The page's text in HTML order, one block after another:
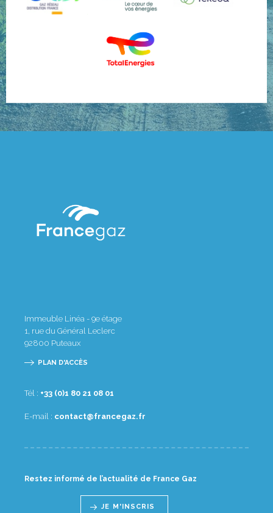
Immeuble Linéa - 9e étage
1, rue du Général Leclerc
92800 Puteaux
PLAN D'ACCÈS
Tél : 10 80 12 08 1(0) 33+
E-mail : rf.zagecnarf@tcatnoc
Restez informé de l’actualité de France Gaz
JE M'INSCRIS